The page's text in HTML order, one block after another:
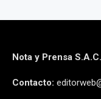
Nota y Prensa S.A.C.
Contacto: